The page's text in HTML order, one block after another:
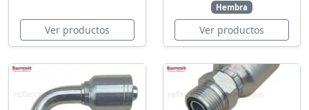
Ver productos
Hembra
Ver productos